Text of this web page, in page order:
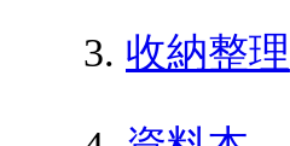
收納整理